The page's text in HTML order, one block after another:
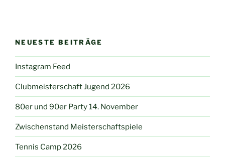
NEUESTE BEITRÄGE
Instagram Feed
Clubmeisterschaft Jugend 2026
80er und 90er Party 14. November
Zwischenstand Meisterschaftspiele
Tennis Camp 2026